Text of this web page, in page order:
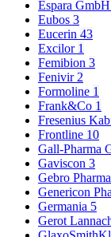
Espara GmbH
Eubos 3
Eucerin 43
Excilor 1
Femibion 3
Fenivir 2
Formoline 1
Frank&Co 1
Fresenius
Frontline 10
Gall-Pharma
Gaviscon 3
Gebro Pharma
Genericon
Germania 5
Gerot